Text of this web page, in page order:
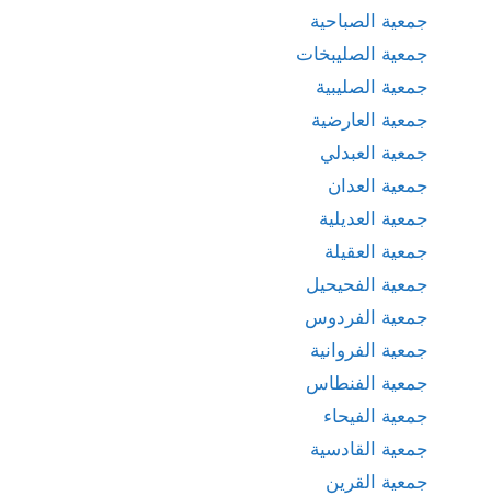
جمعية الصباحية
جمعية الصليبخات
جمعية الصليبية
جمعية العارضية
جمعية العبدلي
جمعية العدان
جمعية العديلية
جمعية العقيلة
جمعية الفحيحيل
جمعية الفردوس
جمعية الفروانية
جمعية الفنطاس
جمعية الفيحاء
جمعية القادسية
جمعية القرين